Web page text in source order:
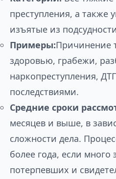
преступления, а также
изъятые из
Примеры:Причинение
здоровью, грабежи,
наркопреступления,
последствиями.
Средние сроки
месяцев и выше, в
сложности дела.
более года, если много
потерпевших и